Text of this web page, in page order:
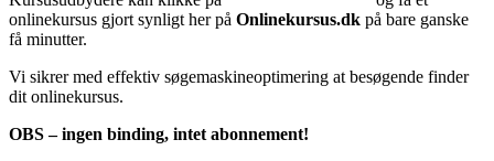
onlinekursus gjort synligt her på Onlinekursus.dk på bare ganske
få minutter.
Vi sikrer med effektiv søgemaskineoptimering at besøgende finder
dit onlinekursus.
OBS – ingen binding, intet abonnement!